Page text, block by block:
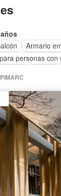
Armario
personas con
Ascensor
Piscina